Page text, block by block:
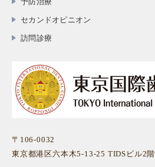
セカンドオピニオン
訪問診療
〒106-0032
東京都港区六本木5-13-25 TIDSビル2階